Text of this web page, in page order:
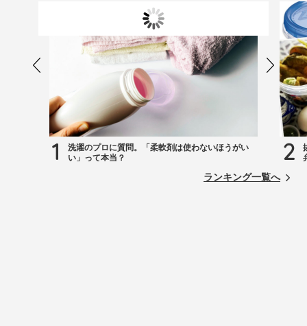
1
洗濯のプロに質問。「柔軟剤は使わないほうがい
い」って本当？
2
ランキング一覧へ